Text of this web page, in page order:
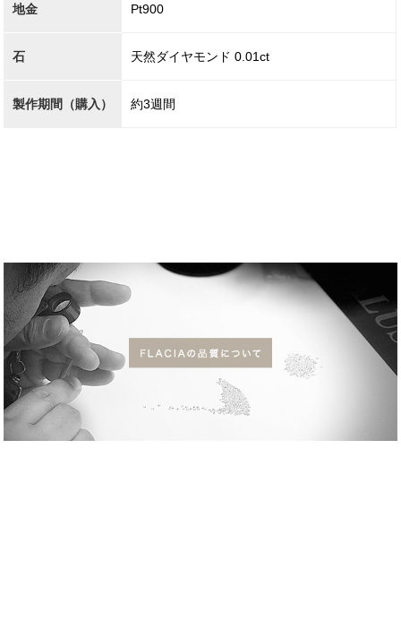
地金 Pt900
石 天然ダイヤモンド 0.01ct
製作期間（購入） 約3週間